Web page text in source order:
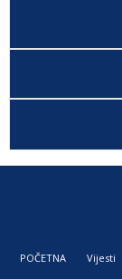
POČETNA Vijesti